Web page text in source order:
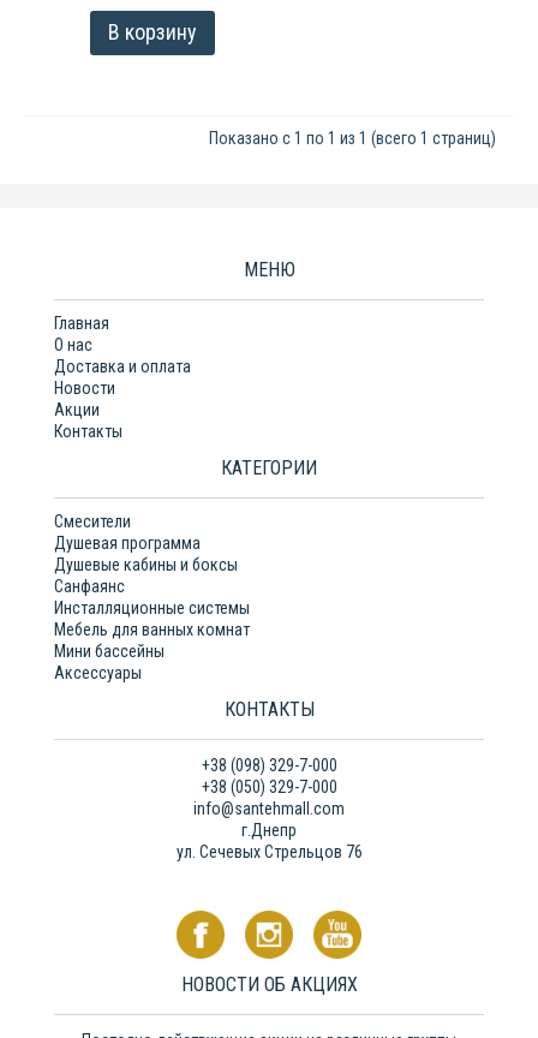
В корзину
Показано с 1 по 1 из 1 (всего 1 страниц)
МЕНЮ
Главная
О нас
Доставка и оплата
Новости
Акции
Контакты
КАТЕГОРИИ
Смесители
Душевая программа
Душевые кабины и боксы
Санфаянс
Инсталляционные системы
Мебель для ванных комнат
Мини бассейны
Аксессуары
КОНТАКТЫ
+38 (098) 329-7-000
+38 (050) 329-7-000
info@santehmall.com
г.Днепр
ул. Сечевых Стрельцов 76
НОВОСТИ ОБ АКЦИЯХ